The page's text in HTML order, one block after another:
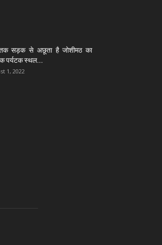
सड़क से अछूता है जोशीमठ का
पर्यटक स्थल...
1, 2022